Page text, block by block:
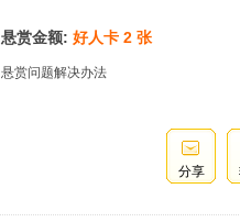
悬赏金额: 好人卡 2 张
悬赏问题解决办法
分享